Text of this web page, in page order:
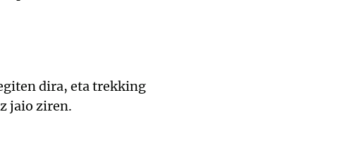
dira, eta trekking
jaio ziren.